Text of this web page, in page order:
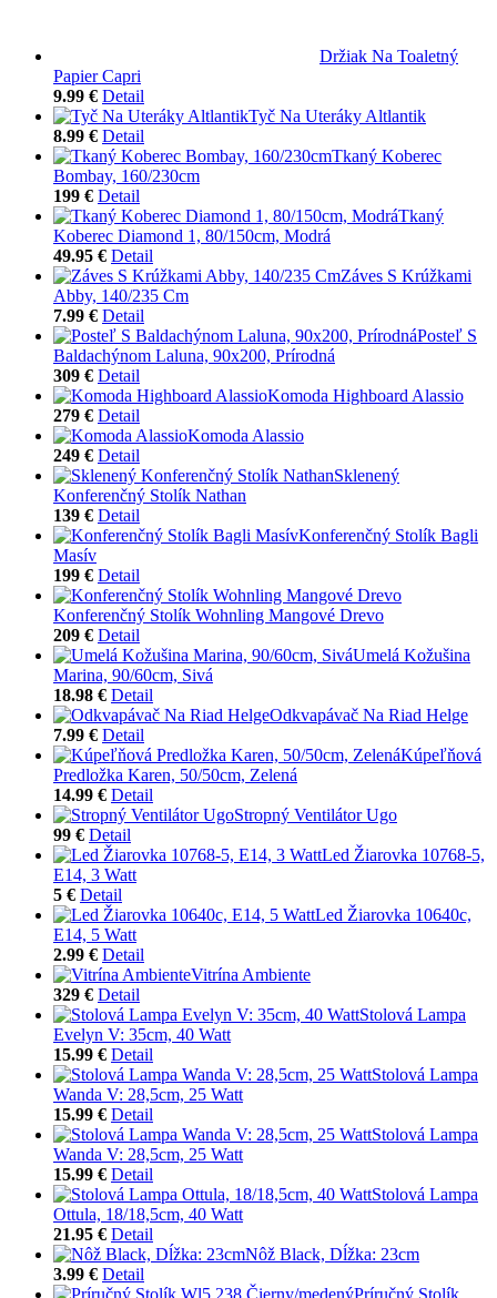
Držiak Na Toaletný
Papier Capri
9.99 € Detail
Tyč Na Uteráky Altlantik
8.99 € Detail
Tkaný Koberec
Bombay, 160/230cm
199 € Detail
Tkaný
Koberec Diamond 1, 80/150cm, Modrá
49.95 € Detail
Záves S Krúžkami
Abby, 140/235 Cm
7.99 € Detail
Posteľ S
Baldachýnom Laluna, 90x200, Prírodná
309 € Detail
Komoda Highboard Alassio
279 € Detail
Komoda Alassio
249 € Detail
Sklenený
Konferenčný Stolík Nathan
139 € Detail
Konferenčný Stolík Bagli
Masív
199 € Detail
Konferenčný Stolík Wohnling Mangové Drevo
209 € Detail
Umelá Kožušina
Marina, 90/60cm, Sivá
18.98 € Detail
Odkvapávač Na Riad Helge
7.99 € Detail
Kúpeľňová
Predložka Karen, 50/50cm, Zelená
14.99 € Detail
Stropný Ventilátor Ugo
99 € Detail
Led Žiarovka 10768-5,
E14, 3 Watt
5 € Detail
Led Žiarovka 10640c,
E14, 5 Watt
2.99 € Detail
Vitrína Ambiente
329 € Detail
Stolová Lampa
Evelyn V: 35cm, 40 Watt
15.99 € Detail
Stolová Lampa
Wanda V: 28,5cm, 25 Watt
15.99 € Detail
Stolová Lampa
Wanda V: 28,5cm, 25 Watt
15.99 € Detail
Stolová Lampa
Ottula, 18/18,5cm, 40 Watt
21.95 € Detail
Nôž Black, Dĺžka: 23cm
3.99 € Detail
Príručný Stolík